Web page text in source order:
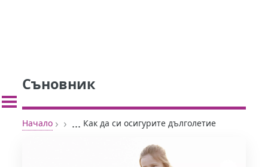
Съновник
Начало › › ... Как да си осигурите дълголетие